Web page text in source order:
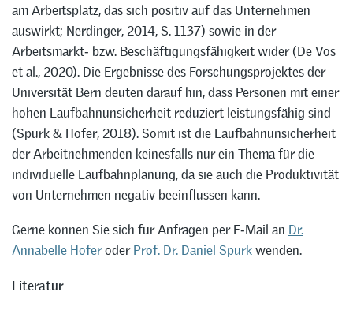
am Arbeitsplatz, das sich positiv auf das Unternehmen
auswirkt; Nerdinger, 2014, S. 1137) sowie in der
Arbeitsmarkt‑ bzw. Beschäftigungsfähigkeit wider (De Vos
et al., 2020). Die Ergebnisse des Forschungsprojektes der
Universität Bern deuten darauf hin, dass Personen mit einer
hohen Laufbahnunsicherheit reduziert leistungsfähig sind
(Spurk & Hofer, 2018). Somit ist die Laufbahnunsicherheit
der Arbeitnehmenden keinesfalls nur ein Thema für die
individuelle Laufbahnplanung, da sie auch die Produktivität
von Unternehmen negativ beeinflussen kann.
Gerne können Sie sich für Anfragen per E‑Mail an Dr.
Annabelle HoferoderProf. Dr. Daniel Spurkwenden.
Literatur